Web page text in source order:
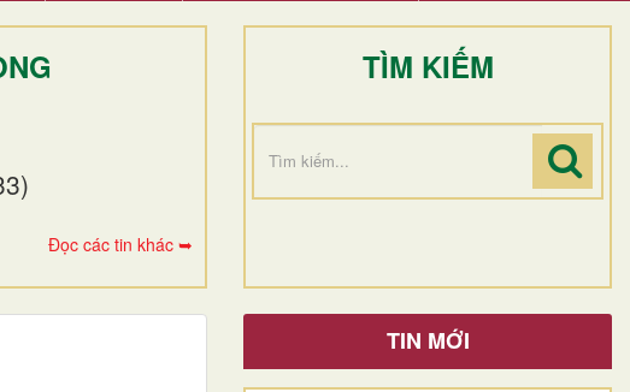
Đọc các tin khác ➥
TÌM KIẾM
TIN MỚI